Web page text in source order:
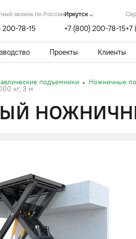
звонок по России
200-78-15
Иркутск
+7 (800) 200-78-15
Проекты Клиенты
подъемники Ножничные
кг, 3 м